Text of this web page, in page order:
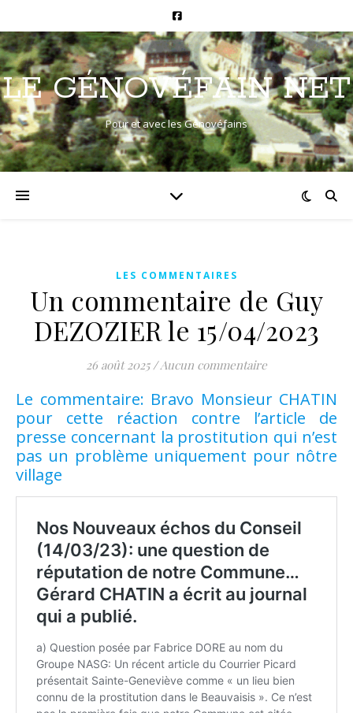
LE GÉNOVÉFAIN NET
Pour et avec les Génovéfains
LES COMMENTAIRES
Un commentaire de Guy
DEZOZIER le 15/04/2023
26 août 2025 /Aucun commentaire
Le commentaire: Bravo Monsieur CHATIN
pour cette réaction contre l’article de
presse concernant la prostitution qui n’est
pas un problème uniquement pour nôtre
village